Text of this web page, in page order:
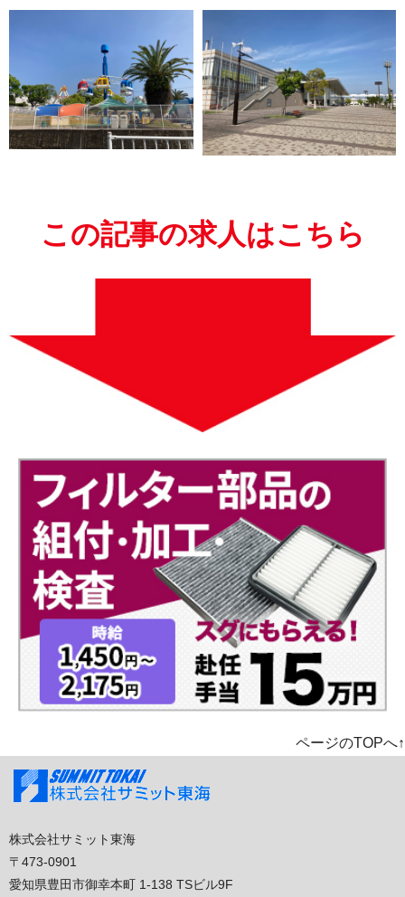
この記事の求人はこちら
ページのTOPへ↑
株式会社サミット東海
〒473-0901
愛知県豊田市御幸本町 1-138 TSビル9F